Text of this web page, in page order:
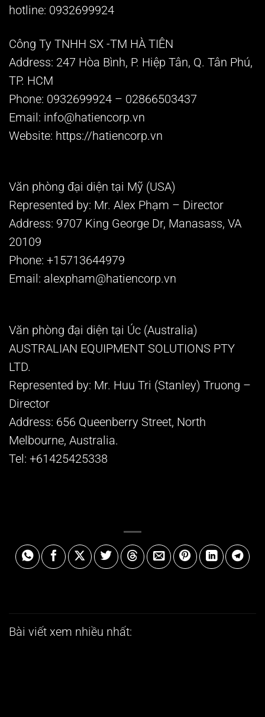
hotline: 0932699924
Công Ty TNHH SX -TM HÀ TIÊN
Address: 247 Hòa Bình, P. Hiệp Tân, Q. Tân Phú,
TP. HCM
Phone: 0932699924 – 02866503437
Email: info@hatiencorp.vn
Website: https://hatiencorp.vn
Văn phòng đại diện tại Mỹ (USA)
Represented by: Mr. Alex Phạm – Director
Address: 9707 King George Dr, Manasass, VA
20109
Phone: +15713644979
Email: alexpham@hatiencorp.vn
Văn phòng đại diện tại Úc (Australia)
AUSTRALIAN EQUIPMENT SOLUTIONS PTY
LTD.
Represented by: Mr. Huu Tri (Stanley) Truong –
Director
Address: 656 Queenberry Street, North
Melbourne, Australia.
Tel: +61425425338
Bài viết xem nhiều nhất: